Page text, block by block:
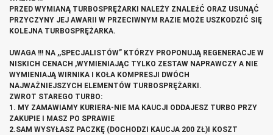
PRZED WYMIANĄ TURBOSPRĘŻARKI NALEŻY ZNALEźĆ ORAZ USUNĄĆ
PRZYCZYNY JEJ AWARII W PRZECIWNYM RAZIE MOŻE USZKODZIĆ SIĘ
KOLEJNA TURBOSPRĘŻARKA.
UWAGA !!! NA ,,SPECJALISTÓW” KTÓRZY PROPONUJĄ REGENERACJE W
NISKICH CENACH ,WYMIENIAJĄC TYLKO ZESTAW NAPRAWCZY A NIE
WYMIENIAJĄ WIRNIKA I KOŁA KOMPRESJI DWÓCH
NAJWAŻNIEJSZYCH ELEMENTÓW TURBOSPRĘŻARKI.
ZWROT STAREGO TURBO:
1. MY ZAMAWIAMY KURIERA-NIE MA KAUCJI ODDAJESZ TURBO PRZY
ZAKUPIE I MASZ PO SPRAWIE
2.SAM WYSYŁASZ PACZKĘ (DOCHODZI KAUCJA 200 ZŁ)I KOSZT